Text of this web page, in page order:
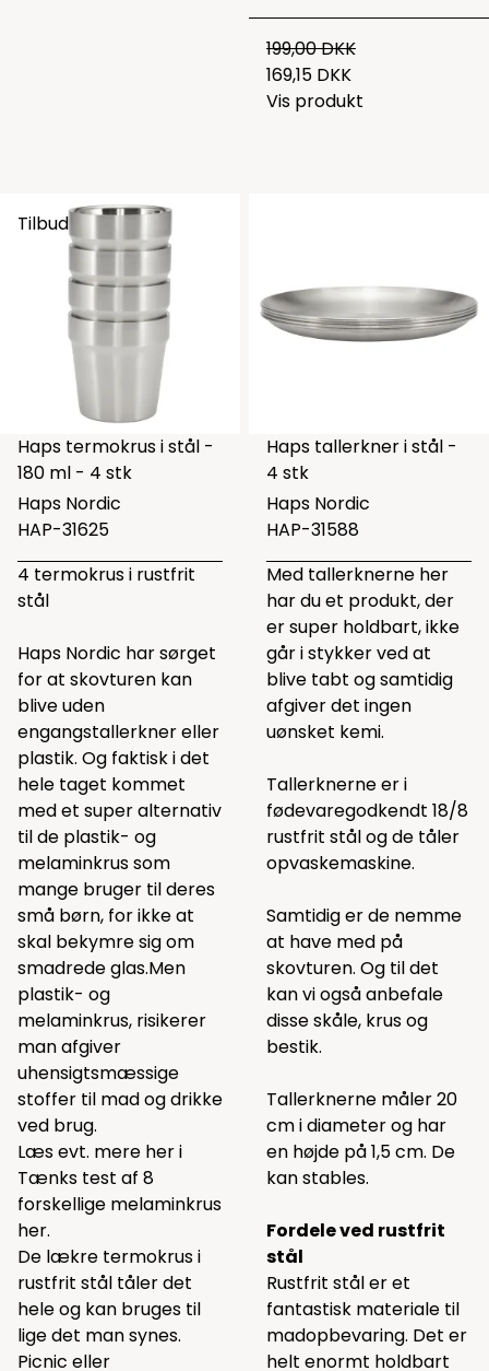
199,00 DKK
169,15 DKK
Vis produkt
Tilbud
Haps termokrus i stål -
180 ml - 4 stk
Haps Nordic
HAP-31625
4 termokrus i rustfrit
stål
Haps Nordic har sørget
for at skovturen kan
blive uden
engangstallerkner eller
plastik. Og faktisk i det
hele taget kommet
med et super alternativ
til de plastik- og
melaminkrus som
mange bruger til deres
små børn, for ikke at
skal bekymre sig om
smadrede glas.Men
plastik- og
melaminkrus, risikerer
man afgiver
uhensigtsmæssige
stoffer til mad og drikke
ved brug.
Læs evt. mere her i
Tænks test af 8
forskellige melaminkrus
her.
De lækre termokrus i
rustfrit stål tåler det
hele og kan bruges til
lige det man synes.
Picnic eller
Haps tallerkner i stål -
4 stk
Haps Nordic
HAP-31588
Med tallerknerne her
har du et produkt, der
er super holdbart, ikke
går i stykker ved at
blive tabt og samtidig
afgiver det ingen
uønsket kemi.
Tallerknerne er i
fødevaregodkendt 18/8
rustfrit stål og de tåler
opvaskemaskine.
Samtidig er de nemme
at have med på
skovturen. Og til det
kan vi også anbefale
disseskåle, krusog
bestik.
Tallerknerne måler 20
cm i diameter og har
en højde på 1,5 cm. De
kan stables.
Fordele ved rustfrit
stål
Rustfrit stål er et
fantastisk materiale til
madopbevaring. Det er
helt enormt holdbart